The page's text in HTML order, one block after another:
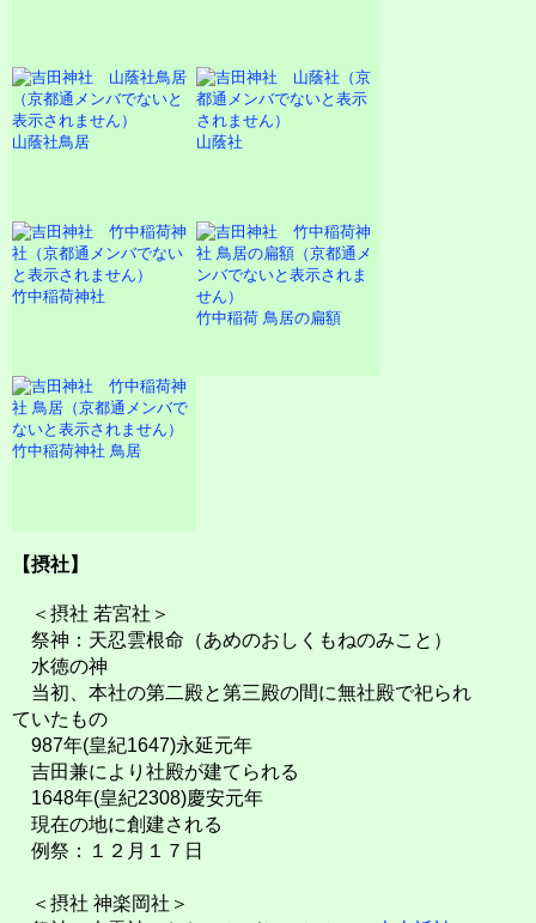
山蔭社鳥居 山蔭社
竹中稲荷神社
竹中稲荷 鳥居の扁額
竹中稲荷神社 鳥居
【摂社】
＜摂社 若宮社＞
祭神：天忍雲根命（あめのおしくもねのみこと）
水徳の神
当初、本社の第二殿と第三殿の間に無社殿で祀られ
ていたもの
987年(皇紀1647)永延元年
吉田兼により社殿が建てられる
1648年(皇紀2308)慶安元年
現在の地に創建される
例祭：１２月１７日
＜摂社 神楽岡社＞